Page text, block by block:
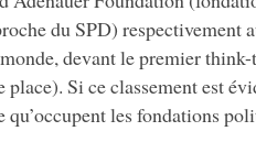
du SPD) respectivement
devant le premier think-
Si ce classement est
les fondations